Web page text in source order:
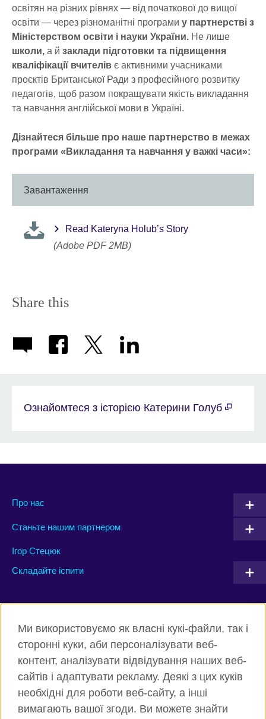
освітян на різних рівнях — від початкової до вищої
освіти — через різноманітні програми у партнерстві з
Міністерством освіти і науки України. Не лише
школи, а й заклади підготовки та підвищення
кваліфікації вчителів є активними учасниками
проєктів Британської Ради з професійного розвитку
педагогів, щоб разом покращувати якість викладання
та навчання англійської мови в Україні.
Дізнайтеся більше про наше партнерство в межах
програми «Викладання та навчання у важкі часи»:
Завантаження
Read Kateryna Holub’s Story
(Adobe PDF 2MB)
Share this
Ознайомтеся з історією Катерини Голуб
Про нас
Станьте нашим партнером
Ігор Стецюк
Складайте іспити
Connect with us
Facebook Twitter
Instagram Flickr
TikTok YouTube
Ми використовуємо як власні кукі-файли, так і
сторонні куки, аби персоналізувати веб-
контент, аналізувати відвідування наших веб-
сайтів і адаптувати рекламу. Деякі з цих куків
необхідні для роботи веб-сайту, а інші
вимагають вашої згоди. Ви можете знайти